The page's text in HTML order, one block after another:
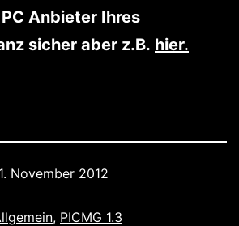
Anbieter Ihres
sicher aber z.B. hier.
1. November 2012
, PICMG 1.3